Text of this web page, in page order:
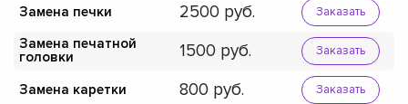
Замена печки 2500 Заказать
Замена печатной
головки
1500 Заказать
Замена каретки 800 Заказать